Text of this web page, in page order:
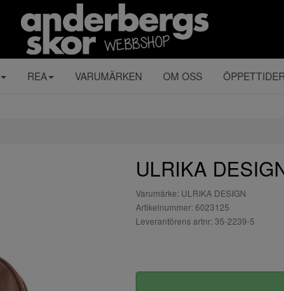
REA VARUMÄRKEN OM OSS
ULRIKA
Varumärke: ULRIKA DESIGN
Artikelnummer: 6023125
Leverantörens artnr: 35-2239-5